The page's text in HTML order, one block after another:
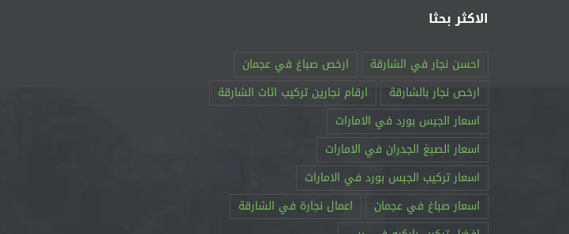
الاكثر بحثا
احسن نجار في الشارقة
ارخص صباغ في عجمان
ارخص نجار بالشارقة
ارقام نجارين تركيب اثاث الشارقة
اسعار الجبس بورد في الامارات
اسعار الصبغ الجدران في الامارات
اسعار تركيب الجبس بورد في الامارات
اسعار صباغ في عجمان
اعمال نجارة في الشارقة